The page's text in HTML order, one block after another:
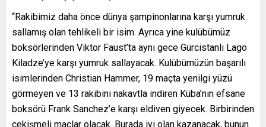
“Rakibimiz daha önce dünya şampinonlarına karşı yumruk
sallamış olan tehlikeli bir isim. Ayrıca yine kulübümüz
boksörlerinden Viktor Faust’ta aynı gece Gürcistanlı Lago
Kiladze’ye karşı yumruk sallayacak. Kulübümüzün başarılı
isimlerinden Christian Hammer, 19 maçta yenilgi yüzü
görmeyen ve 13 rakibini nakavtla indiren Küba’nın efsane
boksörü Frank Sanchez’e karşı eldiven giyecek. Birbirinden
çekişmeli maçlar olacak. Burada iyi olan kazanacak, bunun